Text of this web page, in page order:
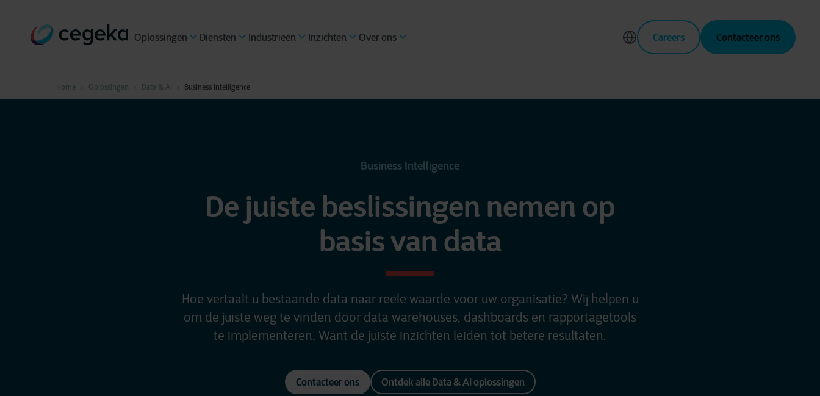
Oplossingen Diensten Industrieën Inzichten Over ons Careers Contacteer ons
Home Oplossingen Data & AI Business Intelligence
Business Intelligence
De juiste beslissingen nemen op
basis van data
Hoe vertaalt u bestaande data naar reële waarde voor uw organisatie? Wij helpen u
om de juiste weg te vinden door data warehouses, dashboards en rapportagetools
te implementeren. Want de juiste inzichten leiden tot betere resultaten.
Contacteer ons Ontdek alle Data & AI oplossingen